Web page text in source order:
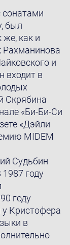
сонатами
был
же, как и
Рахманинова
и
входит в
Скрябина
«Би-Би-Си
«Дэйли
MIDEM
Судьбин
году
году
у Кристофера
в